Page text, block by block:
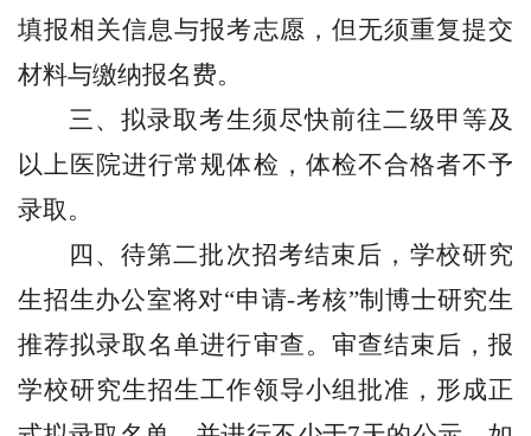
填报相关信息与报考志愿，但无须重复提交
材料与缴纳报名费。
三、拟录取考生须尽快前往二级甲等及
以上医院进行常规体检，体检不合格者不予
录取。
四、待第二批次招考结束后， 学校研究
生招生办公室将对“申请-考核”制博士研究生
推荐拟录取名单进行审查。审查结束后，报
学校研究生招生工作领导小组批准，形成正